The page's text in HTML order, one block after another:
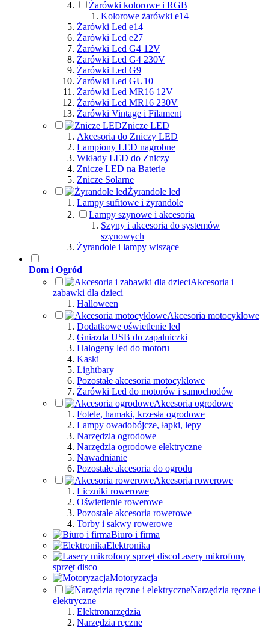
Żarówki kolorowe i RGB
Kolorowe żarówki e14
Żarówki Led e14
Żarówki Led e27
Żarówki Led G4 12V
Żarówki Led G4 230V
Żarówki Led G9
Żarówki Led GU10
Żarówki Led MR16 12V
Żarówki Led MR16 230V
Żarówki Vintage i Filament
Znicze LED
Akcesoria do Zniczy LED
Lampiony LED nagrobne
Wkłady LED do Zniczy
Znicze LED na Baterie
Znicze Solarne
Żyrandole led
Lampy sufitowe i żyrandole
Lampy szynowe i akcesoria
Szyny i akcesoria do systemów
szynowych
Żyrandole i lampy wiszące
Dom i Ogród
Akcesoria i
zabawki dla dzieci
Halloween
Akcesoria motocyklowe
Dodatkowe oświetlenie led
Gniazda USB do zapalniczki
Halogeny led do motoru
Kaski
Lightbary
Pozostałe akcesoria motocyklowe
Żarówki Led do motorów i samochodów
Akcesoria ogrodowe
Fotele, hamaki, krzesła ogrodowe
Lampy owadobójcze, łapki, lepy
Narzędzia ogrodowe
Narzędzia ogrodowe elektryczne
Nawadnianie
Pozostałe akcesoria do ogrodu
Akcesoria rowerowe
Liczniki rowerowe
Oświetlenie rowerowe
Pozostałe akcesoria rowerowe
Torby i sakwy rowerowe
Biuro i firma
Elektronika
Lasery mikrofony
sprzęt disco
Motoryzacja
Narzędzia ręczne i
elektryczne
Elektronarzędzia
Narzędzia ręczne